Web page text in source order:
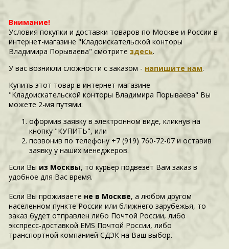
Внимание!
Условия покупки и доставки товаров по Москве и России в
интернет-магазине "Кладоискательской конторы
Владимира Порываева" смотритездесь.
У вас возникли сложности c заказом - напишите нам.
Купить этот товар в интернет-магазине
"Кладоискательской конторы Владимира Порываева" Вы
можете 2-мя путями:
оформив заявку в электронном виде, кликнув на
кнопку "КУПИТЬ", или
позвонив по телефону +7 (919) 760-72-07 и оставив
заявку у наших менеджеров.
Если Вы из Москвы, то курьер подвезет Вам заказ в
удобное для Вас время.
Если Вы проживаете не в Москве, а любом другом
населенном пункте России или ближнего зарубежья, то
заказ будет отправлен либо Почтой России, либо
экспресс-доставкой EMS Почтой России, либо
транспортной компанией СДЭК на Ваш выбор.